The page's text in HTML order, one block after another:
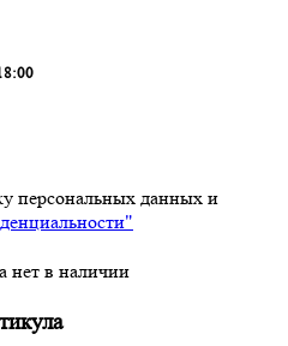
персональных данных и
нет в наличии